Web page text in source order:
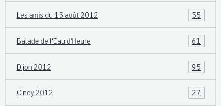
Les amis du 15 août 2012 55
Balade de l'Eau d'Heure 61
Dijon 2012 95
Ciney 2012 27